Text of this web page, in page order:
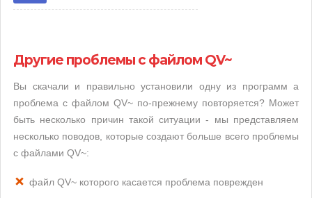
Другие проблемы с файлом QV~
Вы скачали и правильно установили одну из программ а
проблема с файлом QV~ по-прежнему повторяется? Может
быть несколько причин такой ситуации - мы представляем
несколько поводов, которые создают больше всего проблемы
с файлами QV~:
файл QV~ которого касается проблема поврежден